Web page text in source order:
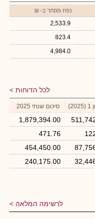
נפח מסחר ב- ₪
2,533.9
823.4
4,984.0
לכל הדוחות
סיכום שנתי 2025
1,879,394.00
471.76
454,450.00
240,175.00
לרשימה המלאה